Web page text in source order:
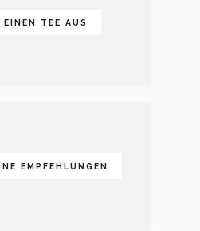
TEE AUS
EMPFEHLUNGEN